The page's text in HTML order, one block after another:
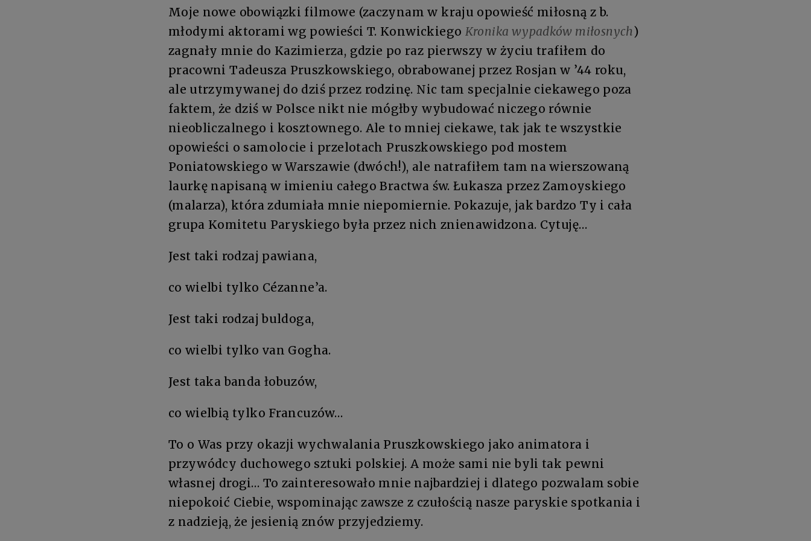
Moje nowe obowiązki filmowe (zaczynam w kraju opowieść miłosną z b.
młodymi aktorami wg powieści T. Konwickiego Kronika wypadków miłosnych)
zagnały mnie do Kazimierza, gdzie po raz pierwszy w życiu trafiłem do
pracowni Tadeusza Pruszkowskiego, obrabowanej przez Rosjan w ’44 roku,
ale utrzymywanej do dziś przez rodzinę. Nic tam specjalnie ciekawego poza
faktem, że dziś w Polsce nikt nie mógłby wybudować niczego równie
nieobliczalnego i kosztownego. Ale to mniej ciekawe, tak jak te wszystkie
opowieści o samolocie i przelotach Pruszkowskiego pod mostem
Poniatowskiego w Warszawie (dwóch!), ale natrafiłem tam na wierszowaną
laurkę napisaną w imieniu całego Bractwa św. Łukasza przez Zamoyskiego
(malarza), która zdumiała mnie niepomiernie. Pokazuje, jak bardzo Ty i cała
grupa Komitetu Paryskiego była przez nich znienawidzona. Cytuję…
Jest taki rodzaj pawiana,
co wielbi tylko Cézanne’a.
Jest taki rodzaj buldoga,
co wielbi tylko van Gogha.
Jest taka banda łobuzów,
co wielbią tylko Francuzów…
To o Was przy okazji wychwalania Pruszkowskiego jako animatora i
przywódcy duchowego sztuki polskiej. A może sami nie byli tak pewni
własnej drogi… To zainteresowało mnie najbardziej i dlatego pozwalam sobie
niepokoić Ciebie, wspominając zawsze z czułością nasze paryskie spotkania i
z nadzieją, że jesienią znów przyjedziemy.